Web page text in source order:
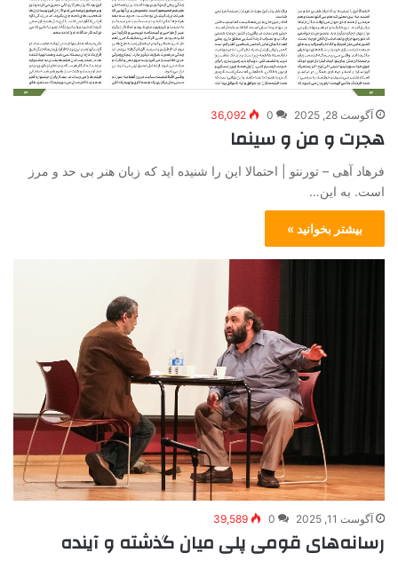
آگوست 28, 2025 0
36,092
هجرت و من و سینما
فرهاد آهی – تورنتو | احتمالا این را شنیده اید که زبان هنر بی حد و مرز
است. به این…
بیشتر بخوانید »
آگوست 11, 2025 0
39,589
رسانه‌های قومی پلی میان گذشته و آینده